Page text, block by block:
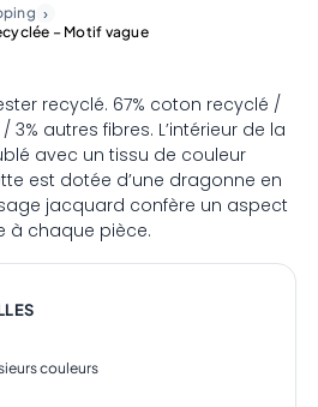
– Motif vague
recyclé. 67% coton recyclé /
3% autres fibres. L’intérieur de la
avec un tissu de couleur
est dotée d’une dragonne en
jacquard confère un aspect
à chaque pièce.
couleurs